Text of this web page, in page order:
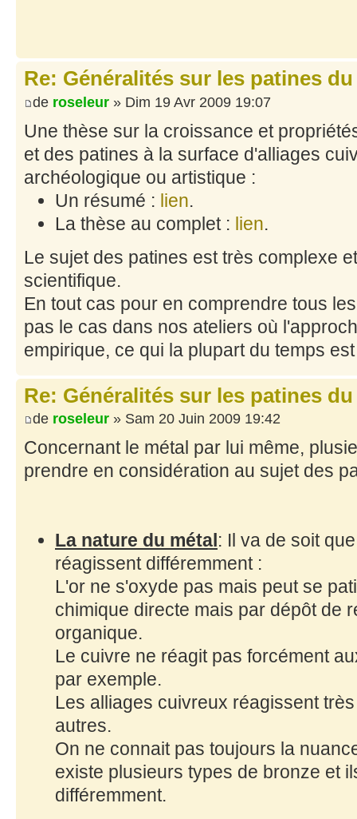
Re: Généralités sur les patines
de roseleur » Dim 19 Avr 2009 19:07
Une thèse sur la croissance et
et des patines à la surface d'alliages
archéologique ou artistique :
Un résumé : lien.
La thèse au complet : lien.
Le sujet des patines est très complexe
scientifique.
En tout cas pour en comprendre tous
pas le cas dans nos ateliers où
empirique, ce qui la plupart du temps
Re: Généralités sur les patines
de roseleur » Sam 20 Juin 2009 19:42
Concernant le métal par lui même,
prendre en considération au sujet des
La nature du métal: Il va de soit
réagissent différemment :
L'or ne s'oxyde pas mais peut se
chimique directe mais par dépôt de
organique.
Le cuivre ne réagit pas forcément
par exemple.
Les alliages cuivreux réagissent
autres.
On ne connait pas toujours la
existe plusieurs types de bronze et
différemment.